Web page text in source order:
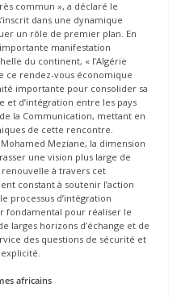
commun », a déclaré le
dans une dynamique
un rôle de premier plan. En
manifestation
du continent, « l’Algérie
ce rendez-vous économique
importante pour consolider sa
et d’intégration entre les pays
la Communication, mettant en
de cette rencontre.
Meziane, la dimension
une vision plus large de
renouvelle à travers cet
constant à soutenir l’action
processus d’intégration
fondamental pour réaliser le
larges horizons d’échange et de
des questions de sécurité et
africains